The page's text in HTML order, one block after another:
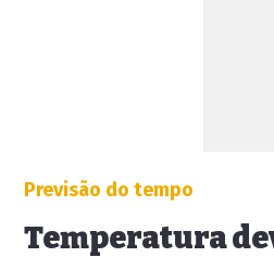
Previsão do tempo
Temperatura